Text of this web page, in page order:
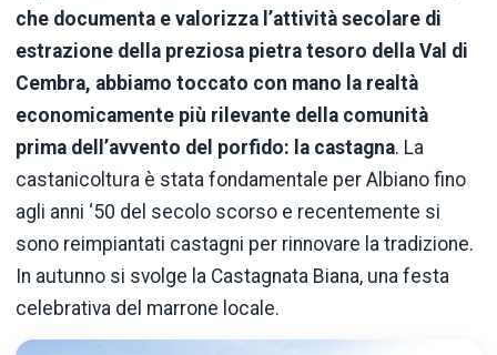
che documenta e valorizza l’attività secolare di
estrazione della preziosa pietra tesoro della Val di
Cembra, abbiamo toccato con mano la realtà
economicamente più rilevante della comunità
prima dell’avvento del porfido: la castagna. La
castanicoltura è stata fondamentale per Albiano fino
agli anni ‘50 del secolo scorso e recentemente si
sono reimpiantati castagni per rinnovare la tradizione.
In autunno si svolge la Castagnata Biana, una festa
celebrativa del marrone locale.